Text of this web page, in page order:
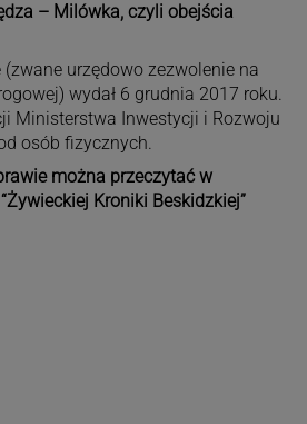
– Milówka, czyli obejścia
urzędowo zezwolenie na
wydał 6 grudnia 2017 roku.
Ministerstwa Inwestycji i Rozwoju
osób fizycznych.
można przeczytać w
Kroniki Beskidzkiej”